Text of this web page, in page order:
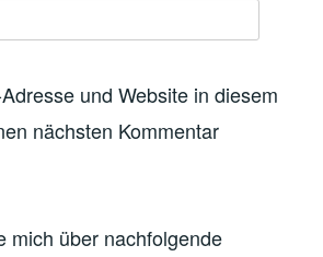
und Website in diesem
nächsten Kommentar
mich über nachfolgende